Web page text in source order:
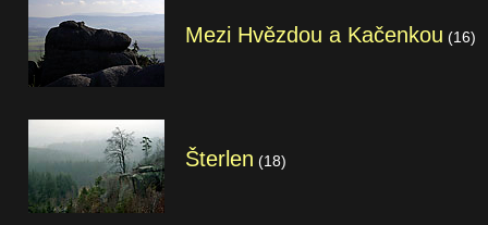
Mezi Hvězdou a Kačenkou (16)
Šterlen (18)